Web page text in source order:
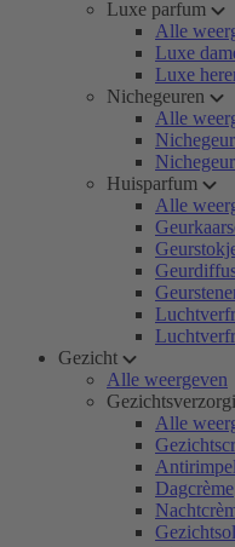
Luxe parfum
Alle
Luxe
Luxe
Nichegeuren
Alle
Huisparfum
Alle
Gezicht
Alle weergeven
Alle
Dagcrème